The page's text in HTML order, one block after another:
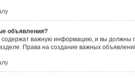
объявления?
важную информацию, и вы должны
Права на создание важных